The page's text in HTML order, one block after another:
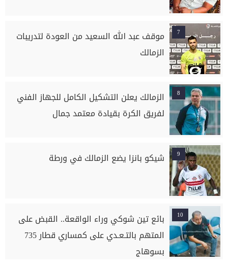
7
موقف عبد الله السعيد من العودة لتدريبات
الزمالك
8
الزمالك يعلن التشكيل الكامل للجهاز الفني
لفريق الكرة بقيادة معتمد جمال
9 شيكو بانزا يضع الزمالك في ورطة
10
بائع تين شوكي وراء الواقعة.. القبض على
المتهم بالتـعـدي على كمساري قطار 735
بسوهاج